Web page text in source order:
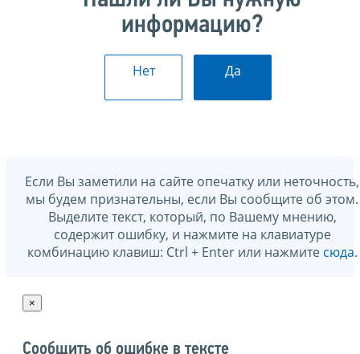
информацию?
Нет Да
Если Вы заметили на сайте опечатку или неточность,
мы будем признательны, если Вы сообщите об этом.
Выделите текст, который, по Вашему мнению,
содержит ошибку, и нажмите на клавиатуре
комбинацию клавиш: Ctrl + Enter или нажмите сюда.
×
Сообщить об ошибке в тексте